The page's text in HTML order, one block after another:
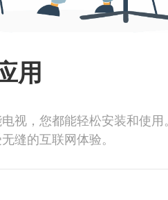
用
视，您都能轻松安装和使用。
缝的互联网体验。